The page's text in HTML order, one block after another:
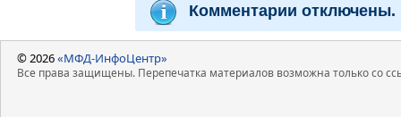
Комментарии отключены.
© 2026«МФД-ИнфоЦентр»
Все права защищены. Перепечатка материалов возможна только со